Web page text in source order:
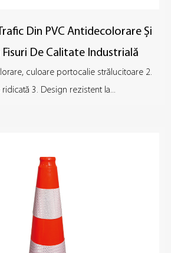
Din PVC Antidecolorare Și
De Calitate Industrială
culoare portocalie strălucitoare 2.
3. Design rezistent la...